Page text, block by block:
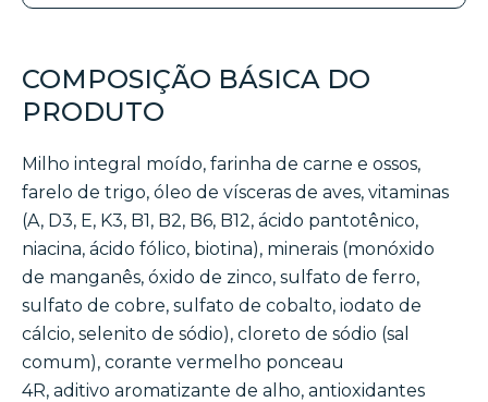
COMPOSIÇÃO BÁSICA DO
PRODUTO
Milho integral moído, farinha de carne e ossos,
farelo de trigo, óleo de vísceras de aves, vitaminas
(A, D3, E, K3, B1, B2, B6, B12, ácido pantotênico,
niacina, ácido fólico, biotina), minerais (monóxido
de manganês, óxido de zinco, sulfato de ferro,
sulfato de cobre, sulfato de cobalto, iodato de
cálcio, selenito de sódio), cloreto de sódio (sal
comum), corante vermelho ponceau
4R, aditivo aromatizante de alho, antioxidantes